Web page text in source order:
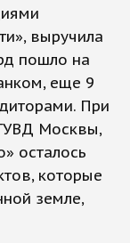
выручила
пошло на
еще 9
При
Москвы,
осталось
которые
земле,